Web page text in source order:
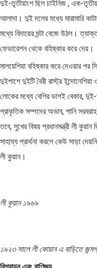
দুই-তৃতীয়াংশ ছিল চাইনিজ , এক-
আলাদা। দুই দলের মধ্যে মারামারি
মধ্যে বিদায়ের ঘন্টা বেজে উঠল।
ফেডারেশন থেকে বহিষ্কার করে দেয়।
মালয়েশিয়া বহিষ্কার করে দেওয়ার পর
দুইপাশে দুইটি বৈরী রাস্ট্র
লোকের মধ্যে বেশির ভাগই বেকার,
প্রাকৃতিক সম্পদের অভাব, পানি
তবে, সুখের বিষয় প্রধানমন্ত্রী লী
সাহায্য প্রার্থনা করলে কেউ সাড়া
লী কুয়ান।
লী কুয়ান ১৯৬৯
১৯২৩ সালে লী কোয়ান এ বাড়িতে